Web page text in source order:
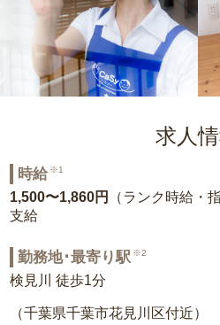
求人
時給 ※1
1,500〜1,860円
（ランク時給・
支給
勤務地･最寄り駅 ※2
検見川 徒歩1分
（千葉県千葉市花見川区付近）